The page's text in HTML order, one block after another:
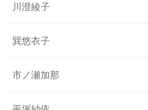
川澄綾子
巽悠衣子
市ノ瀬加那